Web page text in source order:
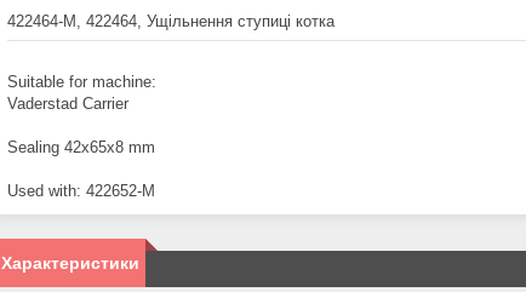
422464-M, 422464, Ущільнення ступиці котка
Suitable for machine:
Vaderstad Carrier
Sealing 42x65x8 mm
Used with: 422652-M
Характеристики